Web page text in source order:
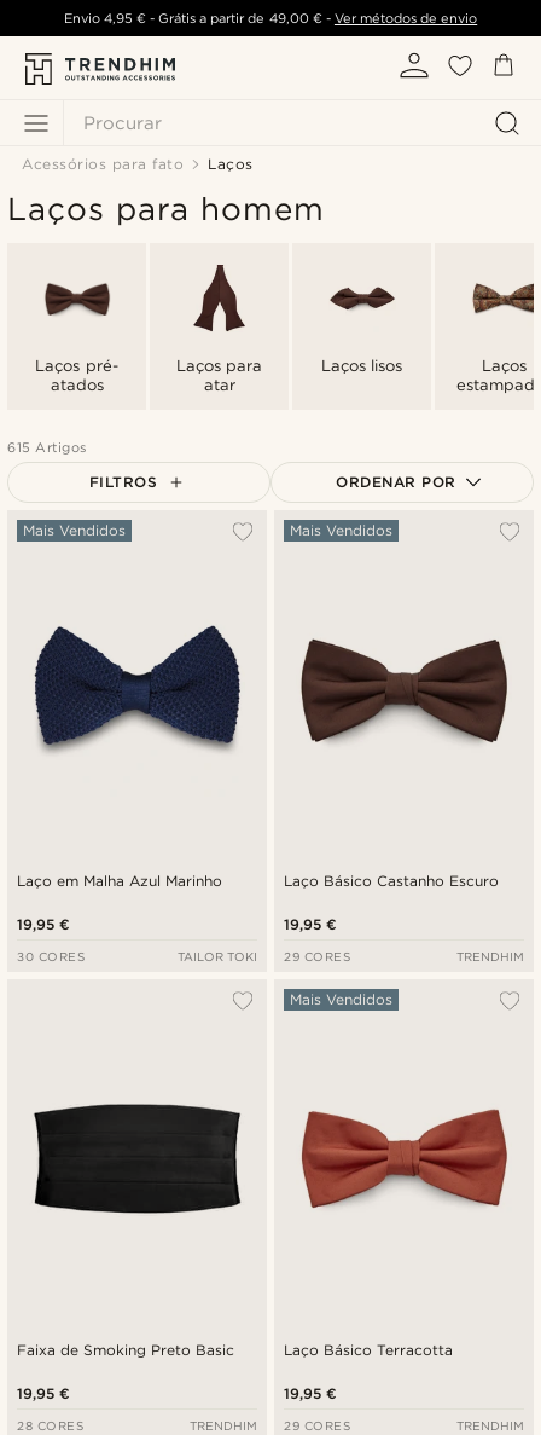
Procurar
Envio 4,95 €- Grátis a partir de 49,00 €- Ver métodos de envio
Acessórios para fato Laços
Laços para homem
Laços pré-
atados
Laços para
atar
Laços lisos
Laços
615 Artigos
FILTROS ORDENAR POR
Mais vendidos
Laço em Malha Azul Marinho
Mais Vendidos
19,95 €
30 CORES TAILOR TOKI
Laço Básico Castanho Escuro
Mais Vendidos
19,95 €
29 CORES TRENDHIM
Faixa de Smoking Preto Basic
19,95 €
28 CORES TRENDHIM
Laço Básico Terracotta
Mais Vendidos
19,95 €
29 CORES TRENDHIM